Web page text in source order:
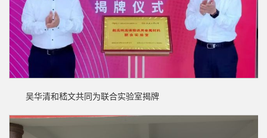
吴华清和嵇文共同为联合实验室揭牌